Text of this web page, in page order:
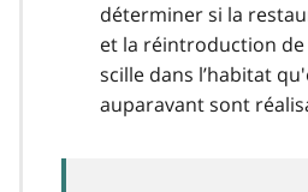
déterminer si la
et la réintroduction de
scille dans l’habitat
auparavant sont